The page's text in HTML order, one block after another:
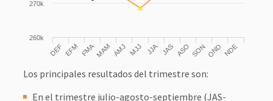
DEF EFM FMAMAM AMJ MJJ JJA JAS ASO SONOND NDE
260k
270k
Los principales resultados del trimestre son:
En el trimestre julio-agosto-septiembre (JAS-